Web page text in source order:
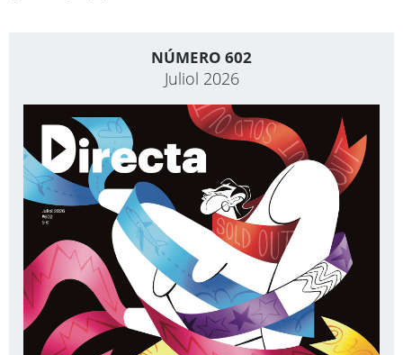
NÚMERO 602
Juliol 2026